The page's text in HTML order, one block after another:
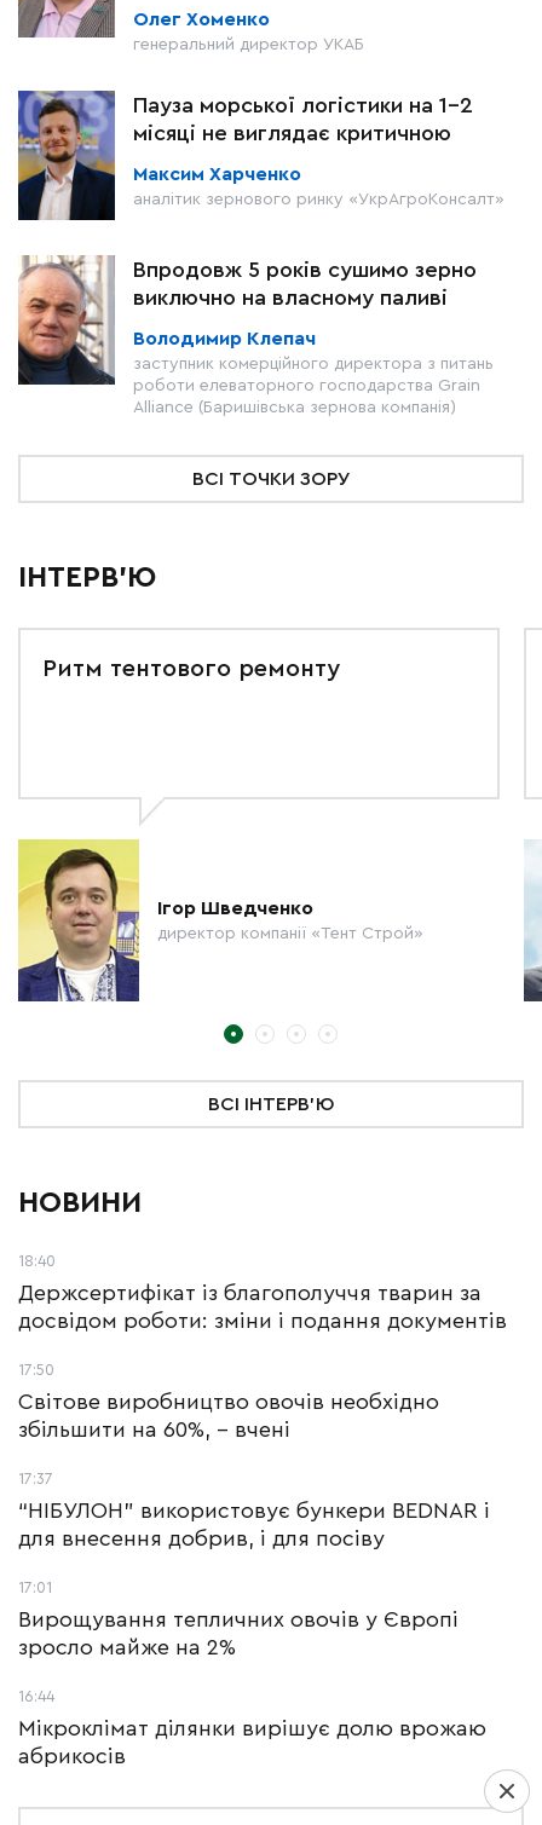
Олег Хоменко
генеральний директор УКАБ
Пауза морської логістики на 1–2
місяці не виглядає критичною
Максим Харченко
аналітик зернового ринку «УкрАгроКонсалт»
Впродовж 5 років сушимо зерно
виключно на власному паливі
Володимир Клепач
заступник комерційного директора з питань
роботи елеваторного господарства Grain
Alliance (Баришівська зернова компанія)
ВСІ ТОЧКИ ЗОРУ
ІНТЕРВ'Ю
Ритм тентового ремонту
Ігор Шведченко
директор компанії «Тент Строй»
ВСІ ІНТЕРВ'Ю
НОВИНИ
18:40
Держсертифікат із благополуччя тварин за
досвідом роботи: зміни і подання документів
17:50
Світове виробництво овочів необхідно
збільшити на 60%, – вчені
17:37
“НІБУЛОН” використовує бункери BEDNAR і
для внесення добрив, і для посіву
17:01
Вирощування тепличних овочів у Європі
зросло майже на 2%
16:44
Мікроклімат ділянки вирішує долю врожаю
абрикосів